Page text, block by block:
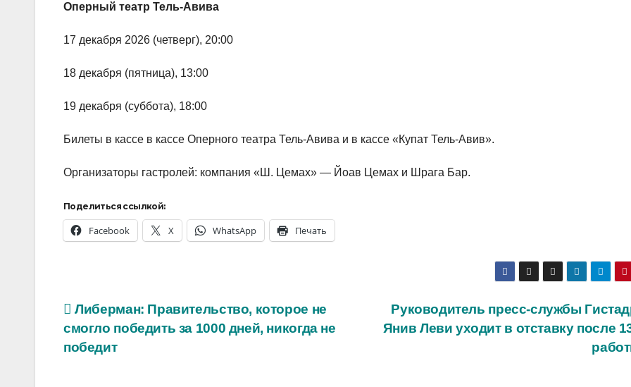
Оперный театр Тель-Авива
17 декабря 2026 (четверг), 20:00
18 декабря (пятница), 13:00
19 декабря (суббота), 18:00
Билеты в кассе в кассе Оперного театра Тель-Авива и в кассе «Купат Тель-Авив».
Организаторы гастролей: компания «Ш. Цемах» — Йоав Цемах и Шрага Бар.
Поделиться ссылкой:
Facebook X WhatsApp Печать
Навигация
по
Руководитель пресс-службы
Янив Леви уходит в отставку после
Либерман: Правительство, которое не
смогло победить за 1000 дней, никогда не
победит